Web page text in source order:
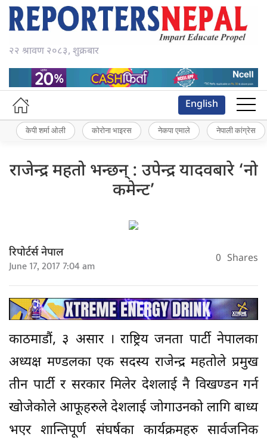
२२ श्रावण २०८३, शुक्रबार
English
केपी शर्मा ओली कोरोना भाइरस नेकपा एमाले नेपाली कांग्रेस
राजेन्द्र महतो भन्छन् : उपेन्द्र यादवबारे ‘नो
कमेन्ट’
रिपोर्टर्स नेपाल
June 17, 2017 7:04 am 0 Shares
काठमाडौं, ३ असार । राष्ट्रिय जनता पार्टी नेपालका
अध्यक्ष मण्डलका एक सदस्य राजेन्द्र महतोले प्रमुख
तीन पार्टी र सरकार मिलेर देशलाई नै विखण्डन गर्न
खोजेकोले आफूहरुले देशलाई जोगाउनको लागि बाध्य
भएर शान्तिपूर्ण संघर्षका कार्यक्रमहरु सार्वजनिक